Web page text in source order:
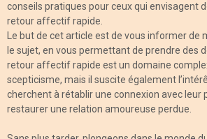
conseils pratiques pour ceux qui envisagent
retour affectif rapide.
Le but de cet article est de vous informer de
le sujet, en vous permettant de prendre des
retour affectif rapide est un domaine
scepticisme, mais il suscite également
cherchent à rétablir une connexion avec leur
restaurer une relation amoureuse perdue.